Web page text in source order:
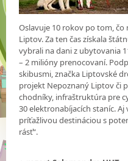
Oslavuje 10 rokov po tom, čo
Liptov. Za ten čas získala
vybrali na dani z ubytovania
– 2 milióny prenocovaní.
skibusmi, značka Liptovské
projekt Nepoznaný Liptov či
chodníky, infraštruktúra pre
30 elektronabíjacích staníc.
príťažlivou destináciou s
rásť“.